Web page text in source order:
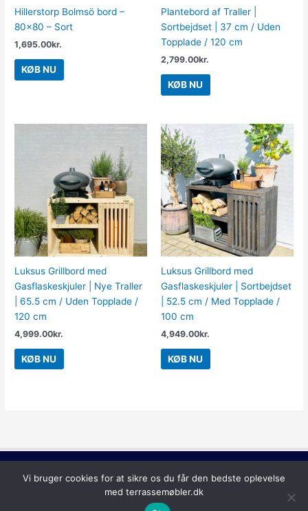
Hillerstorp Bolmsö bord –
80×80 – Sort
1,695.00kr.
KØB NU
Plantebord af Traller |
Sortbejdset | 37 cm / Uden
Topplade / 120 cm
2,799.00kr.
KØB NU
Luksus Grillbord med
Gasflaskeskjuler | Nye Traller
| 65.5 cm / Uden Topplade /
120 cm
4,999.00kr.
KØB NU
Luksus Grillbord med
Gasflaskeskjuler | Sortbejdset
| 52.5 cm / Med Topplade /
100 cm
4,949.00kr.
KØB NU
Copyright © 2026 Terrassemøbler
Vi bruger cookies for at sikre os du får den bedste oplevelse
med terrassemøbler.dk